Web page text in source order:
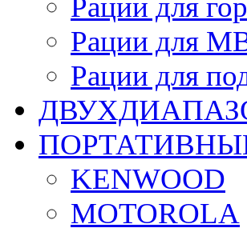
Рации для
Рации для
Рации для
KENWOOD
MOTOROLA